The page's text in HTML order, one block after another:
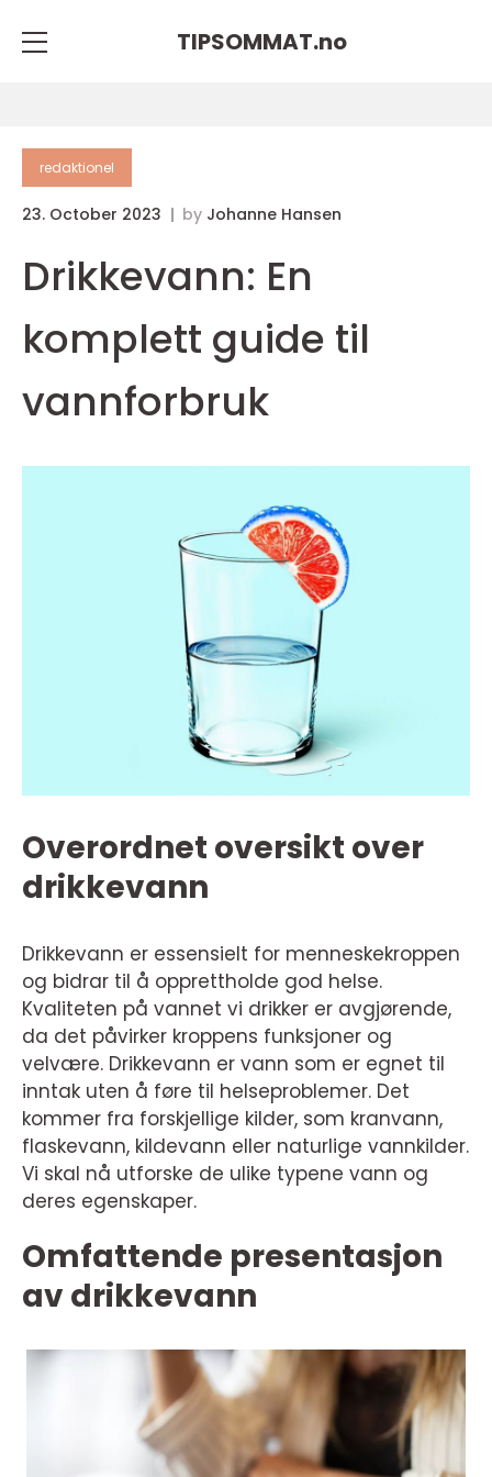
TIPSOMMAT.no
redaktionel
23. October 2023 by Johanne Hansen
Drikkevann: En
komplett guide til
vannforbruk
Overordnet oversikt over
drikkevann
Drikkevann er essensielt for menneskekroppen
og bidrar til å opprettholde god helse.
Kvaliteten på vannet vi drikker er avgjørende,
da det påvirker kroppens funksjoner og
velvære. Drikkevann er vann som er egnet til
inntak uten å føre til helseproblemer. Det
kommer fra forskjellige kilder, som kranvann,
flaskevann, kildevann eller naturlige vannkilder.
Vi skal nå utforske de ulike typene vann og
deres egenskaper.
Omfattende presentasjon
av drikkevann